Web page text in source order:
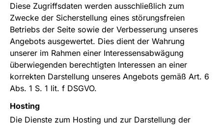
Diese Zugriffsdaten werden ausschließlich zum
Zwecke der Sicherstellung eines störungsfreien
Betriebs der Seite sowie der Verbesserung unseres
Angebots ausgewertet. Dies dient der Wahrung
unserer im Rahmen einer Interessensabwägung
überwiegenden berechtigten Interessen an einer
korrekten Darstellung unseres Angebots gemäß Art. 6
Abs. 1 S. 1 lit. f DSGVO.
Hosting
Die Dienste zum Hosting und zur Darstellung der